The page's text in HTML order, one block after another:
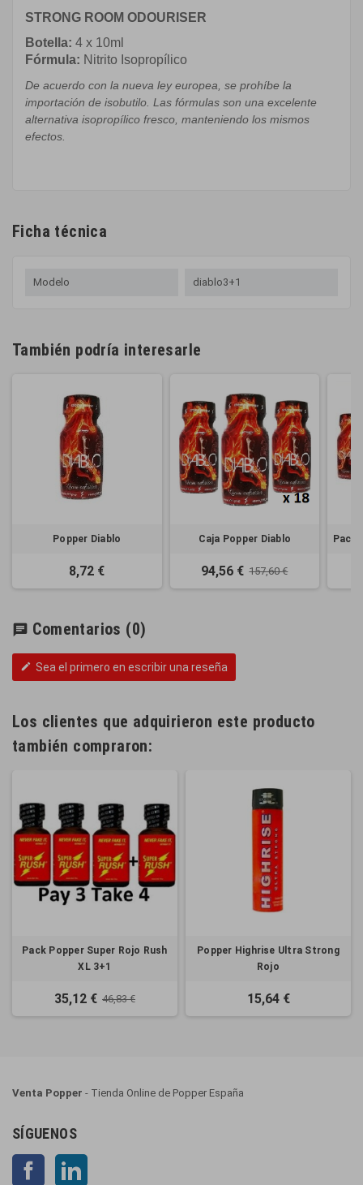
STRONG ROOM ODOURISER
Botella: 4 x 10ml
Fórmula: Nitrito Isopropílico
De acuerdo con la nueva ley europea se prohíbe la
importación de isobutilo Las fórmulas son una excelente
alternativa isopropílico fresco , manteniendo los mismos
efectos
Ficha técnica
Modelo diablo3+1
También podría interesarle
Popper Diablo
8,72 €
Caja Popper Diablo
94,56 € 157,60 €
Pack
chat Comentarios (0)
edit Sea el primero en escribir una reseña
Los clientes que adquirieron este producto
también compraron:
Pack Popper Super Rojo Rush
XL 3+1
35,12 € 46,83 €
Popper Highrise Ultra Strong
Rojo
15,64 €
Venta Popper - Tienda Online de Popper España
SÍGUENOS
Facebook